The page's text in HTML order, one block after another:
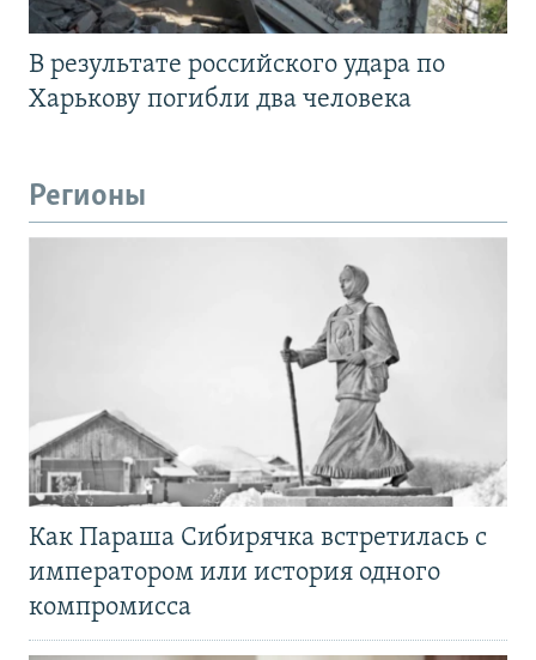
В результате российского удара по
Харькову погибли два человека
Регионы
Как Параша Сибирячка встретилась с
императором или история одного
компромисса